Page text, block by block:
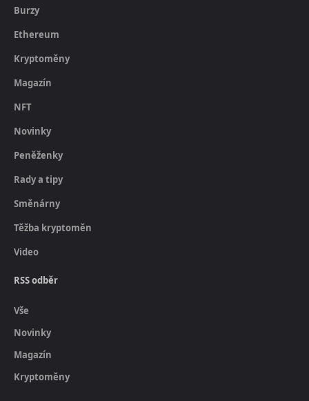
Burzy
Ethereum
Kryptoměny
Magazín
NFT
Novinky
Peněženky
Rady a tipy
Směnárny
Těžba kryptoměn
Video
RSS odběr
Vše
Novinky
Magazín
Kryptoměny